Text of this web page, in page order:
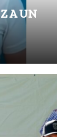
A UN